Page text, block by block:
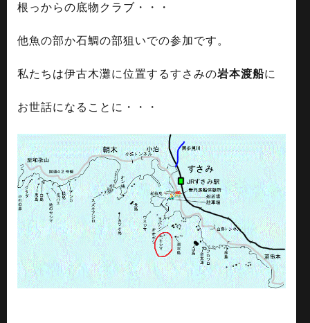
根っからの底物クラブ・・・
他魚の部か石鯛の部狙いでの参加です。
私たちは伊古木灘に位置するすさみの岩本渡船に
お世話になることに・・・